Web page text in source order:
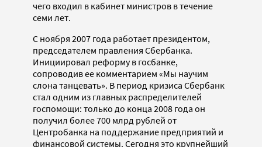
чего входил в кабинет министров в течение
семи лет.
С ноября 2007 года работает президентом,
председателем правления Сбербанка.
Инициировал реформу в госбанке,
сопроводив ее комментарием «Мы научим
слона танцевать». В период кризиса Сбербанк
стал одним из главных распределителей
госпомощи: только до конца 2008 года он
получил более 700 млрд рублей от
Центробанка на поддержание предприятий и
финансовой системы. Сегодня это крупнейший